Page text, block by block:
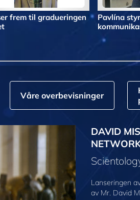
frem til gradueringen
Pavlína
Våre overbevisninger
DAVID
Lanseringen
av Mr. David